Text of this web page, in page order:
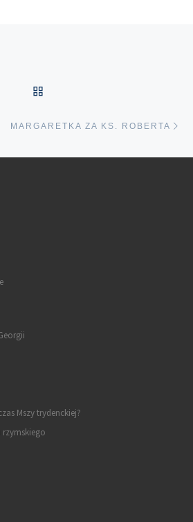
MARGARETKA ZA KS. ROBERTA
Mszy trydenckiej?